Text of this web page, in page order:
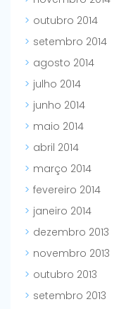
outubro 2014
setembro 2014
agosto 2014
julho 2014
junho 2014
maio 2014
abril 2014
março 2014
fevereiro 2014
janeiro 2014
dezembro 2013
novembro 2013
outubro 2013
setembro 2013